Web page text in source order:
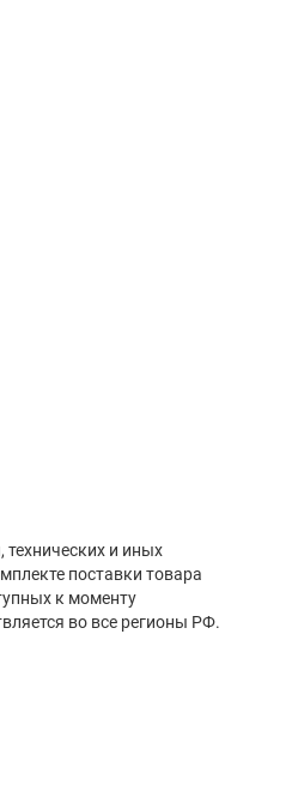
и иных
поставки товара
к моменту
во все регионы РФ.